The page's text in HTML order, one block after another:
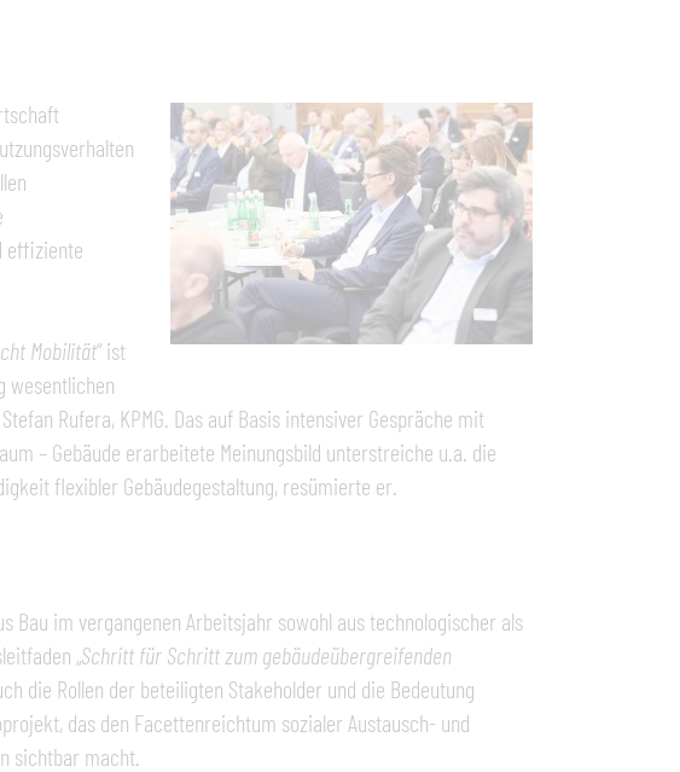
effiziente
Mobilität“ ist
wesentlichen
Rufera, KPMG. Das auf Basis intensiver Gespräche mit
– Gebäude erarbeitete Meinungsbild unterstreiche u.a. die
flexibler Gebäudegestaltung, resümierte er.
Bau im vergangenen Arbeitsjahr sowohl aus technologischer als
„Schritt für Schritt zum gebäudeübergreifenden
die Rollen der beteiligten Stakeholder und die Bedeutung
das den Facettenreichtum sozialer Austausch- und
sichtbar macht.